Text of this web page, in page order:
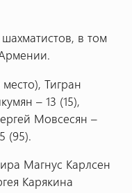
в том
Тигран
– 13 (15),
Мовсесян –
(95).
Магнус Карлсен
Карякина